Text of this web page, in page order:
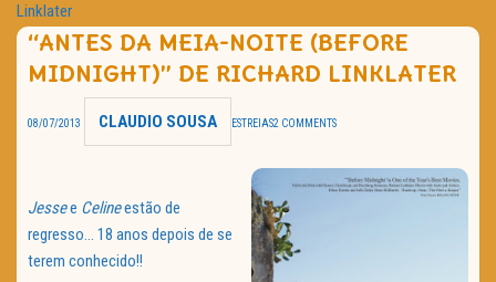
HOME CINEMA
NOTA PESSOAL
TRAILER DO DIA
Política de Privacidade
Linklater
“ANTES DA MEIA-NOITE (BEFORE
MIDNIGHT)” DE RICHARD LINKLATER
08/07/2013 CLAUDIO SOUSA ESTREIAS2 COMMENTS
Jessee Celineestão de
regresso… 18 anos depois de se
terem conhecido!!